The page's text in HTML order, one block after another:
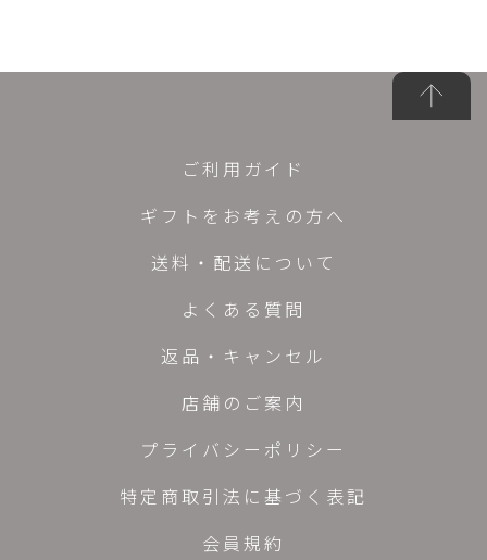
ご利用ガイド
ギフトをお考えの方へ
送料・配送について
よくある質問
返品・キャンセル
店舗のご案内
プライバシーポリシー
特定商取引法に基づく表記
会員規約